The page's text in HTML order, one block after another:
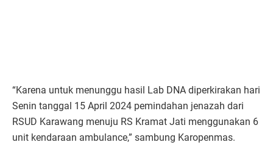
“Karena untuk menunggu hasil Lab DNA diperkirakan hari
Senin tanggal 15 April 2024 pemindahan jenazah dari
RSUD Karawang menuju RS Kramat Jati menggunakan 6
unit kendaraan ambulance,” sambung Karopenmas.